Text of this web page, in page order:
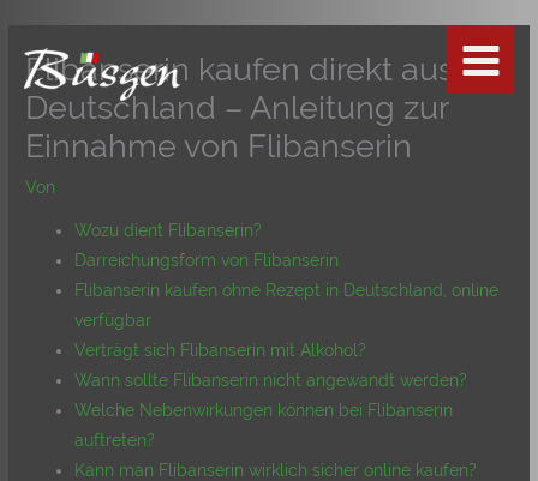
springen
Flibanserin kaufen direkt aus
Deutschland – Anleitung zur
Einnahme von Flibanserin
Von
Wozu dient Flibanserin?
Darreichungsform von Flibanserin
Flibanserin kaufen ohne Rezept in Deutschland, online
verfügbar
Verträgt sich Flibanserin mit Alkohol?
Wann sollte Flibanserin nicht angewandt werden?
Welche Nebenwirkungen können bei Flibanserin
auftreten?
Kann man Flibanserin wirklich sicher online kaufen?